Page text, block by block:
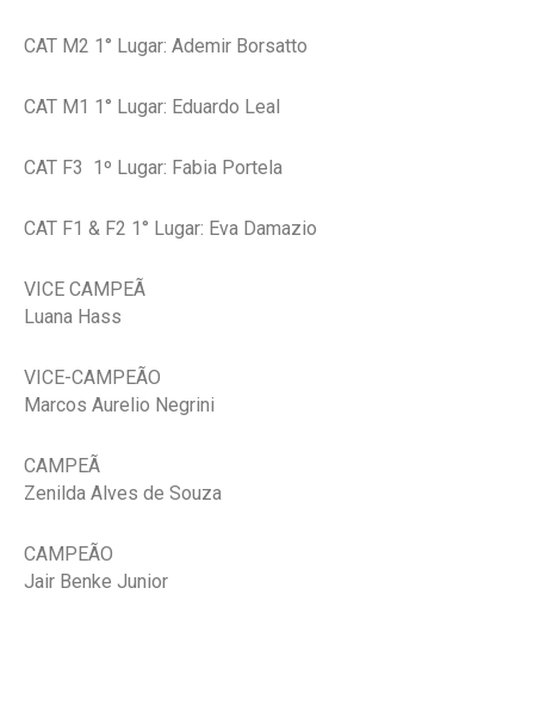
CAT M2 1° Lugar: Ademir Borsatto
CAT M1 1° Lugar: Eduardo Leal
CAT F3 1º Lugar: Fabia Portela
CAT F1 & F2 1° Lugar: Eva Damazio
VICE CAMPEÃ
Luana Hass
VICE-CAMPEÃO
Marcos Aurelio Negrini
CAMPEÃ
Zenilda Alves de Souza
CAMPEÃO
Jair Benke Junior